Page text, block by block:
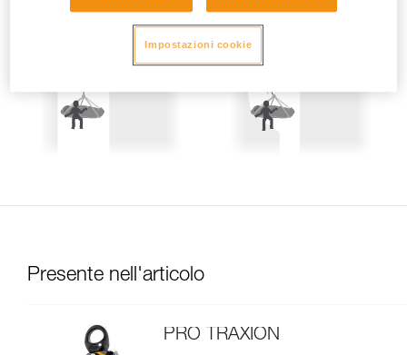
Presente nell'articolo
PRO TRAXION
Impostazioni cookie